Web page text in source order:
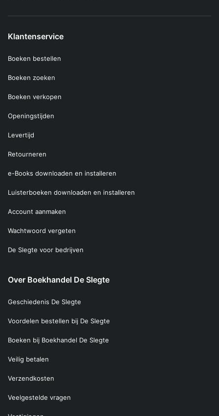
Klantenservice
Boeken bestellen
Boeken zoeken
Boeken verkopen
Openingstijden
Levertijd
Retourneren
e-Books downloaden en installeren
Luisterboeken downloaden en installeren
Account aanmaken
Wachtwoord vergeten
De Slegte voor bedrijven
Over Boekhandel De Slegte
Geschiedenis De Slegte
Voordelen bestellen bij De Slegte
Boeken bij Boekhandel De Slegte
Veilig betalen
Verzendkosten
Veelgestelde vragen